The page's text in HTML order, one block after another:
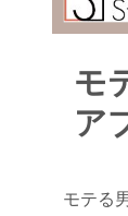
モ
ア
モテる